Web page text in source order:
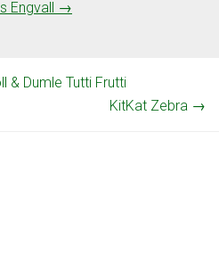
Engvall
→
& Dumle Tutti Frutti
KitKat Zebra →